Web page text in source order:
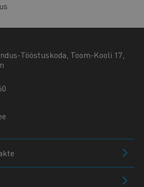
Tööstuskoda, Toom-Kooli 17,